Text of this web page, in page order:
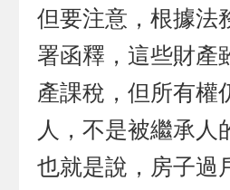
但要注意，根據法
署函釋，這些財產
產課稅，但所有權
人，不是被繼承人
也就是說，房子過